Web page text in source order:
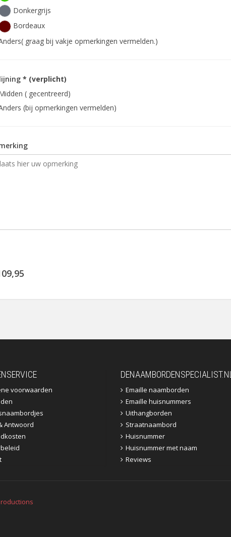
Donkergrijs
Bordeaux
graag bij vakje opmerkingen vermelden.)
* (verplicht)
( gecentreerd)
(bij opmerkingen vermelden)
voorwaarden
Antwoord
DENAAMBORDENSPECIALIST.NL
Emaille naamborden
Emaille huisnummers
Uithangborden
Straatnaambord
Huisnummer
Huisnummer met naam
Reviews